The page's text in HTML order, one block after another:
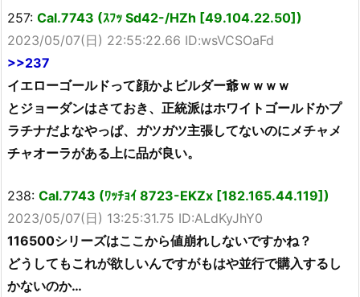
257: Cal.7743 (ｽﾌｯ Sd42-/HZh [49.104.22.50])
2023/05/07(日) 22:55:22.66 ID:wsVCSOaFd
>>237
イエローゴールドって顔かよビルダー爺ｗｗｗｗ
とジョーダンはさておき、正統派はホワイトゴールドかプ
ラチナだよなやっぱ、ガツガツ主張してないのにメチャメ
チャオーラがある上に品が良い。
238: Cal.7743 (ﾜｯﾁｮｲ 8723-EKZx [182.165.44.119])
2023/05/07(日) 13:25:31.75 ID:ALdKyJhY0
116500シリーズはここから値崩れしないですかね？
どうしてもこれが欲しいんですがもはや並行で購入するし
かないのか…